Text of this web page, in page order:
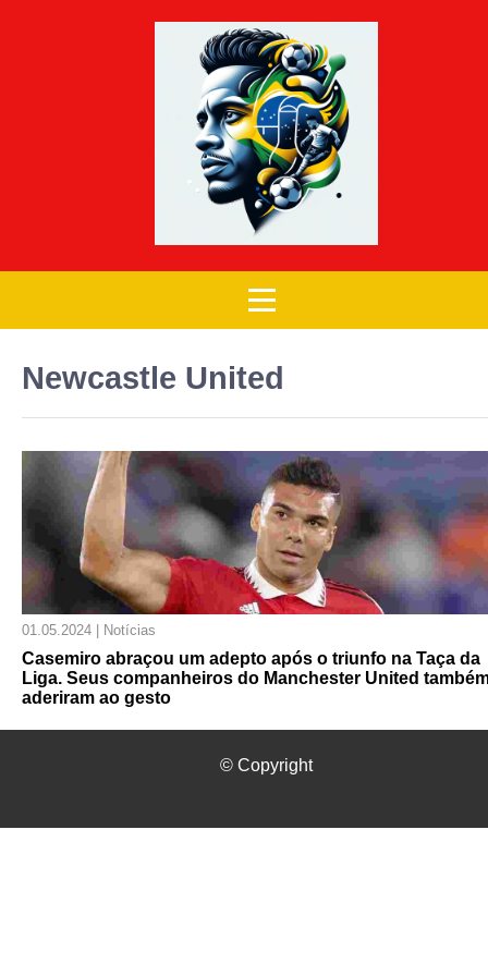
Newcastle United
01.05.2024 | Notícias
Casemiro abraçou um adepto após o triunfo na Taça da
Liga. Seus companheiros do Manchester United
aderiram ao gesto
© Copyright